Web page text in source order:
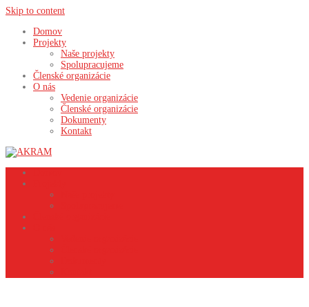
Skip to content
Domov
Projekty
Naše projekty
Spolupracujeme
Členské organizácie
O nás
Vedenie organizácie
Členské organizácie
Dokumenty
Kontakt